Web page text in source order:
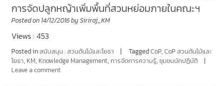
การจัดปลูกหญ้าเพิ่มพื้นที่สวนหย่อมภายในคณะฯ
Posted on 14/12/2016by Siriraj_KM
Views : 453
Posted inสนับสนุน : สวนต้นไม้และโยธา TaggedCoP, CoP สวนต้นไม้และ
โยธา, KM, Knowledge Management, การจัดการความรู้, ชุมชนนักปฏิบัติ
Leave a comment